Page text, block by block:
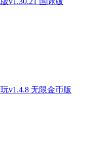
v1.4.8 无限金币版